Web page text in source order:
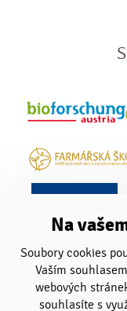
Na
Soubory cookies
Vaším
webových
souhlasíte s